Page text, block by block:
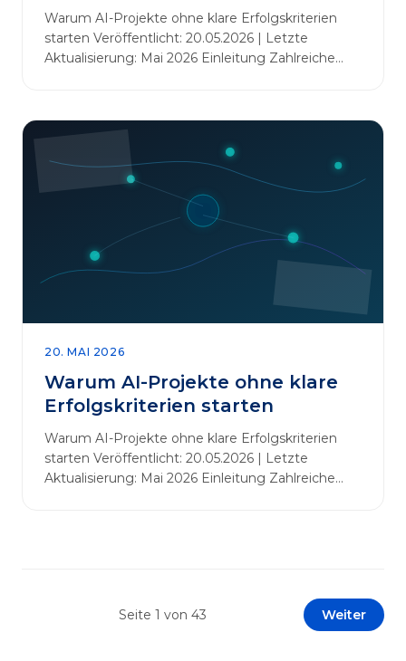
Warum AI-Projekte ohne klare Erfolgskriterien
starten Veröffentlicht: 20.05.2026 | Letzte
Aktualisierung: Mai 2026 Einleitung Zahlreiche
automatisieren oder sich Wettbewerbsvorteile zu
verschaffen. Oftmals liegt der Fokus dabei auf
praxisnahem Handeln: Erfahrungen sammeln,
Prototypen entwickeln und interne Skepsis
abbauen. Der zentrale Begriff dieses Beitrags ist
„Erfolgskriterien für AI-Projekte“. In [&hellip;]
20. MAI 2026
Warum AI-Projekte ohne klare
Erfolgskriterien starten
Warum AI-Projekte ohne klare Erfolgskriterien
starten Veröffentlicht: 20.05.2026 | Letzte
Aktualisierung: Mai 2026 Einleitung Zahlreiche
Prototypen entwickeln und interne Skepsis
abbauen. Der zentrale Begriff dieses Beitrags ist
Seite 1 von 43 Weiter